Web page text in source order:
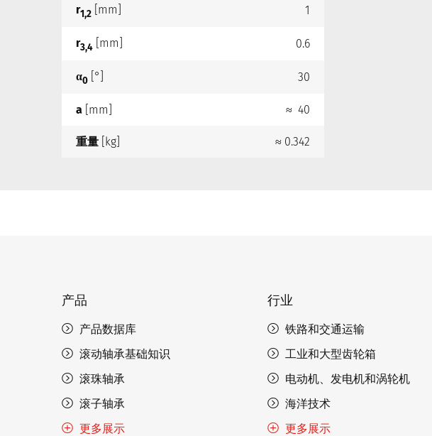
r1,2 [mm] 1
r3,4 [mm] 0.6
α0 [°] 30
a [mm] ≈ 40
重量 [kg] ≈ 0.342
产品
产品数据库
滚动轴承基础知识
滚珠轴承
滚子轴承
更多展示
行业
铁路和交通运输
工业和大型齿轮箱
电动机、发电机和涡轮机
海洋技术
更多展示